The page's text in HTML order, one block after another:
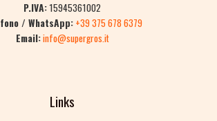
P.IVA:15945361002
/ WhatsApp: +39 375 678 6379
Email:info@supergros.it
Links